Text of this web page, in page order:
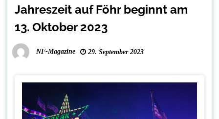
Jahreszeit auf Föhr beginnt am
13. Oktober 2023
NF-Magazine 29. September 2023